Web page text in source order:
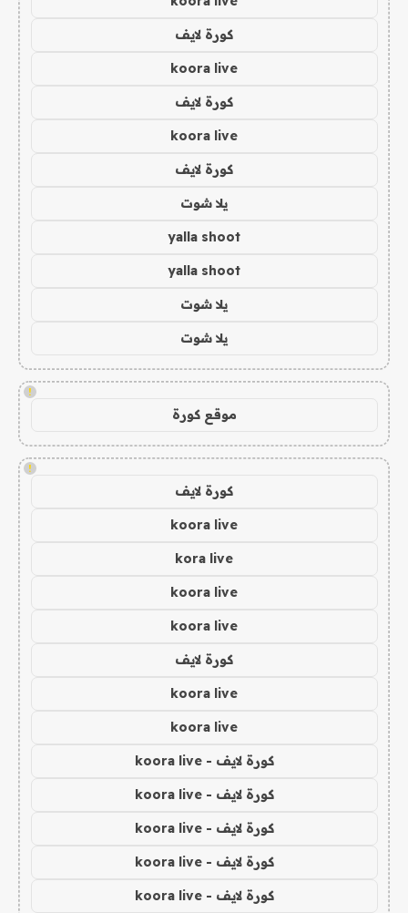
كورة لايف
koora live
كورة لايف
koora live
كورة لايف
يلا شوت
yalla shoot
yalla shoot
يلا شوت
يلا شوت
!
موقع كورة
!
كورة لايف
koora live
kora live
koora live
koora live
كورة لايف
koora live
koora live
كورة لايف - koora live
كورة لايف - koora live
كورة لايف - koora live
كورة لايف - koora live
كورة لايف - koora live